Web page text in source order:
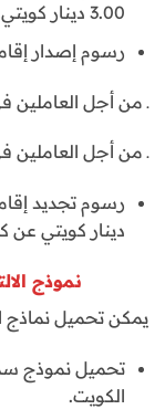
3.00 دينار كويتي.
رسوم إصدار
ـ من أجل العاملين في
ـ من أجل العاملين في
دينار كويتي
نموذج
يمكن تحميل نماذج
تحميل نموذج
الكويت.